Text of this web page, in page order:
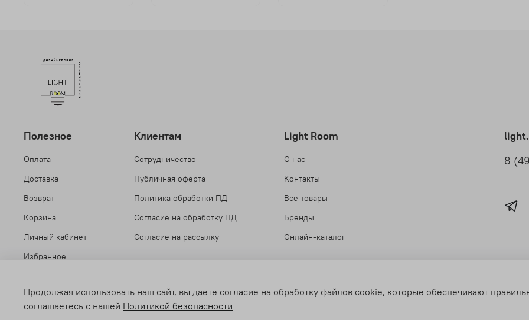
Полезное
Оплата
Доставка
Возврат
Корзина
Личный кабинет
Избранное
Клиентам
Сотрудничество
Публичная оферта
Политика обработки ПД
Согласие на обработку ПД
Согласие на рассылку
Light Room
О нас
Контакты
Все товары
Бренды
Онлайн-каталог
8
© Light Room 2018-2026 Все права защищены.
Продолжая использовать наш сайт, вы даете согласие на обработку файлов cookie, которые обеспечивают
соглашаетесь с нашей Политикой безопасности